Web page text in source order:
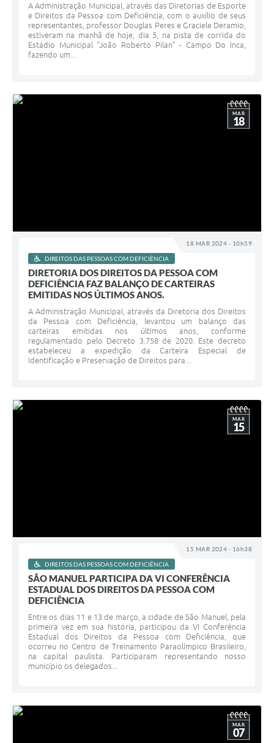
A Administração Municipal, através das Diretorias de Esporte
e Direitos da Pessoa com Deficiência, com o auxílio de seus
representantes, professor Douglas Peres e Graciele Deramio,
estiveram na manhã de hoje, dia 5, na pista de corrida do
Estádio Municipal “João Roberto Pilan” - Campo Do Inca,
fazendo um...
18 MAR 2024 - 10h59
MAR
18
DIREITOS DAS PESSOAS COM DEFICIÊNCIA
DIRETORIA DOS DIREITOS DA PESSOA COM
DEFICIÊNCIA FAZ BALANÇO DE CARTEIRAS
EMITIDAS NOS ÚLTIMOS ANOS.
A Administração Municipal, através da Diretoria dos Direitos
da Pessoa com Deficiência, levantou um balanço das
carteiras emitidas nos últimos anos, conforme
regulamentado pelo Decreto 3.758 de 2020. Este decreto
estabeleceu a expedição da Carteira Especial de
Identificação e Preservação de Direitos para...
15 MAR 2024 - 16h38
MAR
15
DIREITOS DAS PESSOAS COM DEFICIÊNCIA
SÃO MANUEL PARTICIPA DA VI CONFERÊNCIA
ESTADUAL DOS DIREITOS DA PESSOA COM
DEFICIÊNCIA
Entre os dias 11 e 13 de março, a cidade de São Manuel, pela
primeira vez em sua história, participou da VI Conferência
Estadual dos Direitos da Pessoa com Deficiência, que
ocorreu no Centro de Treinamento Paraolímpico Brasileiro,
na capital paulista. Participaram representando nosso
município os delegados...
MAR
07